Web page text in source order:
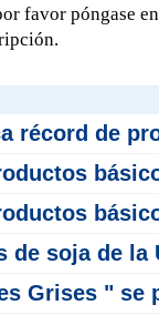
favor póngase
soja en Brasil para 2026 /
agrícolas (5 de agosto de
agrícolas (4 de agosto de
del año de comercialización 2026
seguridad alimentaria